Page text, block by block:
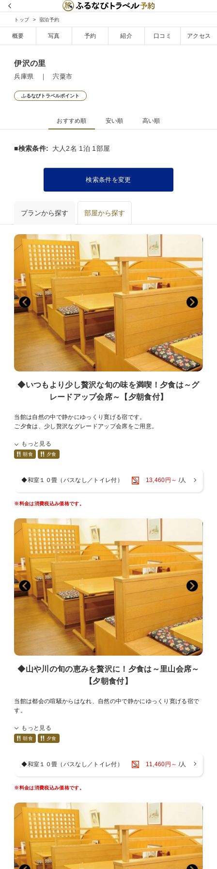
トップ 宿泊予約
概要 写真 予約 紹介 口コミ アクセス
伊沢の里
兵庫県 ｜ 宍粟市
ふるなびトラベルポイント
おすすめ順 安い順 高い順
■検索条件: 大人2名 1泊 1部屋
検索条件を変更
プランから探す 部屋から探す
◆いつもより少し贅沢な旬の味を満喫！夕食は～グ
レードアップ会席～【夕朝食付】
当館は自然の中で静かにゆっくり寛げる宿です。
ご夕食は、少し贅沢なグレードアップ会席をご用意。
ゆったりとした時間をお過ごしください。
露天風呂は夜になるとライトアップされ、
大浴場はもちろん、サウナや水風呂も完備。
■－アクセス－■
・中国自動車道山崎IC・・・・・車で約５分
・姫路市街地・・・・・・・・・車で約５０分
※当館の駐車場は無料です。
■－お部屋－■
全室Wi－Fi完備
※お部屋は全室禁煙です。喫煙の際は、1Fロビー喫煙所をご利用くだ
さい。
※お部屋によりWi－Fiが繋がりにくい場合がございます。その際はフ
ロントにてルーターをお貸しします。
※お布団敷はお客様ご自身でお願いしております。
お布団は事前にお部屋に畳んで、または、敷いた状態でご用意してお
布団敷についてご要望がございましたら、事前にお知らせください。
【※-お客様へのお願い-※】
プラスチック削減の為、歯ブラシやカミソリなどのアメニティ類はな
す。
もっと見る
朝食 夕食
◆和室１０畳（バスなし／トイレ付） 13,460円～ /人
※料金は消費税込み価格です。
◆山や川の旬の恵みを贅沢に！夕食は～里山会席～
【夕朝食付】
当館は都会の喧騒からはなれ、自然の中で静かにゆっくり寛げる宿で
す。
大浴場には、庭園を眺める露天風呂とサウナを完備。
山崎ICから車で約５分と、姫路市までのアクセスも良好。
■－お風呂－■
露天風呂は夜になるとライトアップされ、
大浴場はもちろん、サウナや水風呂も完備。
■－アクセス－■
・中国自動車道山崎IC・・・・・車で約５分
・姫路市街地・・・・・・・・・車で約５０分
※当館の駐車場は無料です。
■－お部屋－■
もっと見る
朝食 夕食
◆和室１０畳（バスなし／トイレ付） 11,460円～ /人
※料金は消費税込み価格です。